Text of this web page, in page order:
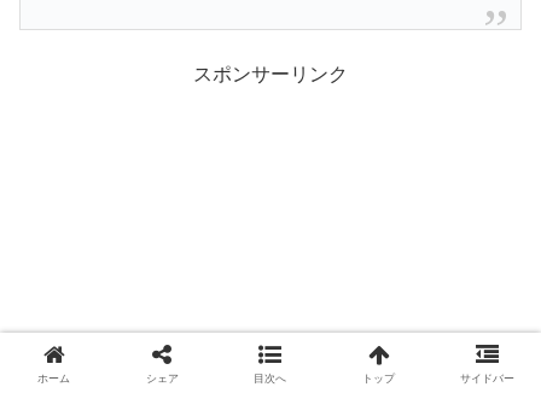
スポンサーリンク
ホーム シェア 目次へ トップ サイドバー